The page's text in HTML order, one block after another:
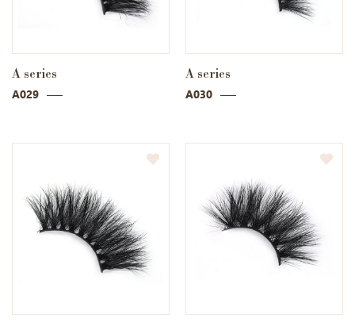
A series
A029
A series
A030